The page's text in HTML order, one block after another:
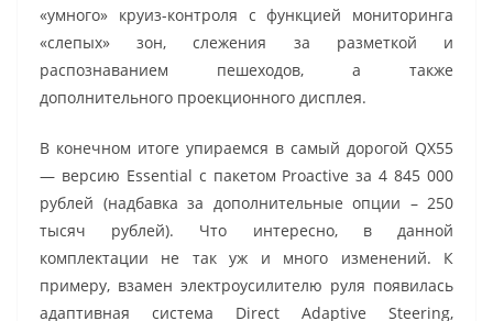
«умного» круиз-контроля с функцией мониторинга
«слепых» зон, слежения за разметкой и
распознаванием пешеходов, а также
дополнительного проекционного дисплея.
В конечном итоге упираемся в самый дорогой QX55
— версию Essential с пакетом Proactive за 4 845 000
рублей (надбавка за дополнительные опции – 250
тысяч рублей). Что интересно, в данной
комплектации не так уж и много изменений. К
примеру, взамен электроусилителю руля появилась
адаптивная система Direct Adaptive Steering,